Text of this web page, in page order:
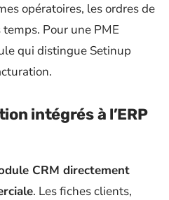
opératoires, les ordres de
Pour une PME
qui distingue Setinup
intégrés à l’ERP
CRM directement
. Les fiches clients,